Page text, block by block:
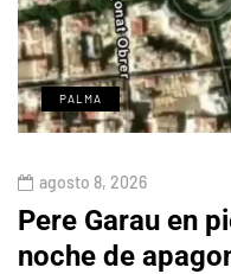
PALMA
agosto 8, 2026
Pere Garau en
noche de